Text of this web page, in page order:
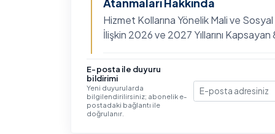
Hizmet Kollarına Yönelik Mali ve
İlişkin 2026 ve 2027 Yıllarını
Hizmet…
BILGILENDIRME
IV. Uluslararası İlişkiler
Ayrıntılı bilgi ve başvuru için Tıklayınız...
E-posta ile duyuru
bildirimi
Yeni duyurularda
bilgilendirilirsiniz; abonelik e-
postadaki bağlantı ile
doğrulanır.
E-posta